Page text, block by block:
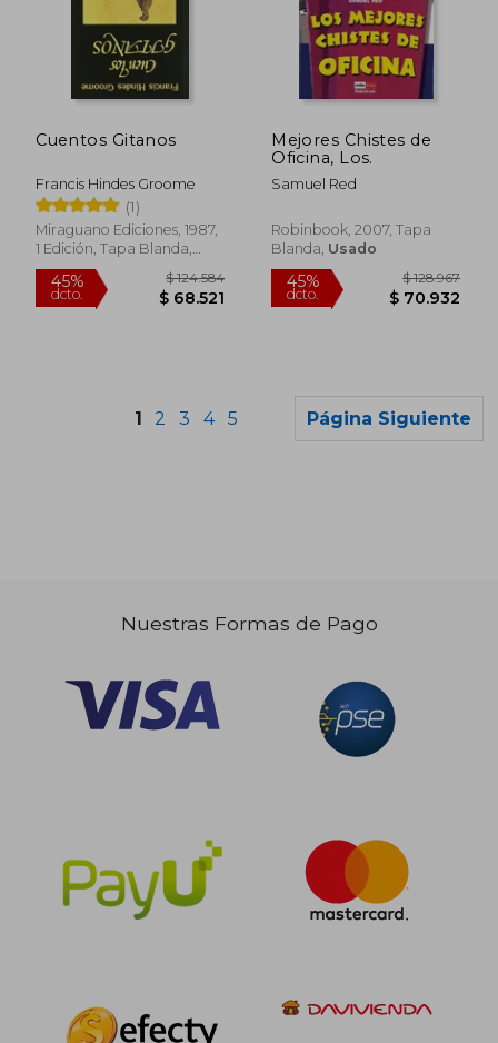
dcto. $ 86.170 dcto.
dcto. $ 88.422
Cuentos Gitanos
Francis Hindes Groome
(1)
Miraguano Ediciones, 1987,
1 Edición, Tapa Blanda,
Nuevo
Mejores Chistes de
Oficina, Los.
Samuel Red
Robinbook, 2007, Tapa
Blanda, Usado
1 2 3 4 5 Página Siguiente
Nuestras Formas de Pago